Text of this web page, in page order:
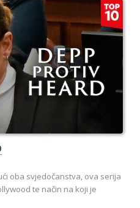
oba svjedočanstva, ova serija
te način na koji je